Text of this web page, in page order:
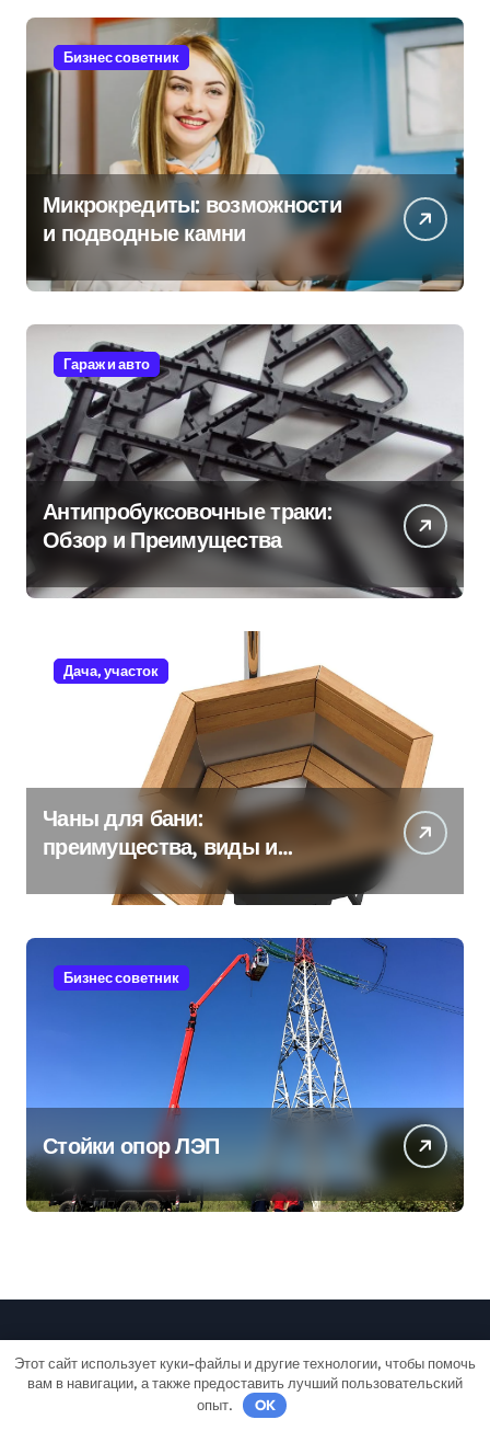
Бизнес советник
Микрокредиты: возможности
и подводные камни
Гараж и авто
Антипробуксовочные траки:
Обзор и Преимущества
Дача, участок
Чаны для бани:
преимущества, виды и
особенности использования
Бизнес советник
Стойки опор ЛЭП
Дачный лайф
Этот сайт использует куки-файлы и другие технологии, чтобы помочь
вам в навигации, а также предоставить лучший пользовательский
опыт.
OK